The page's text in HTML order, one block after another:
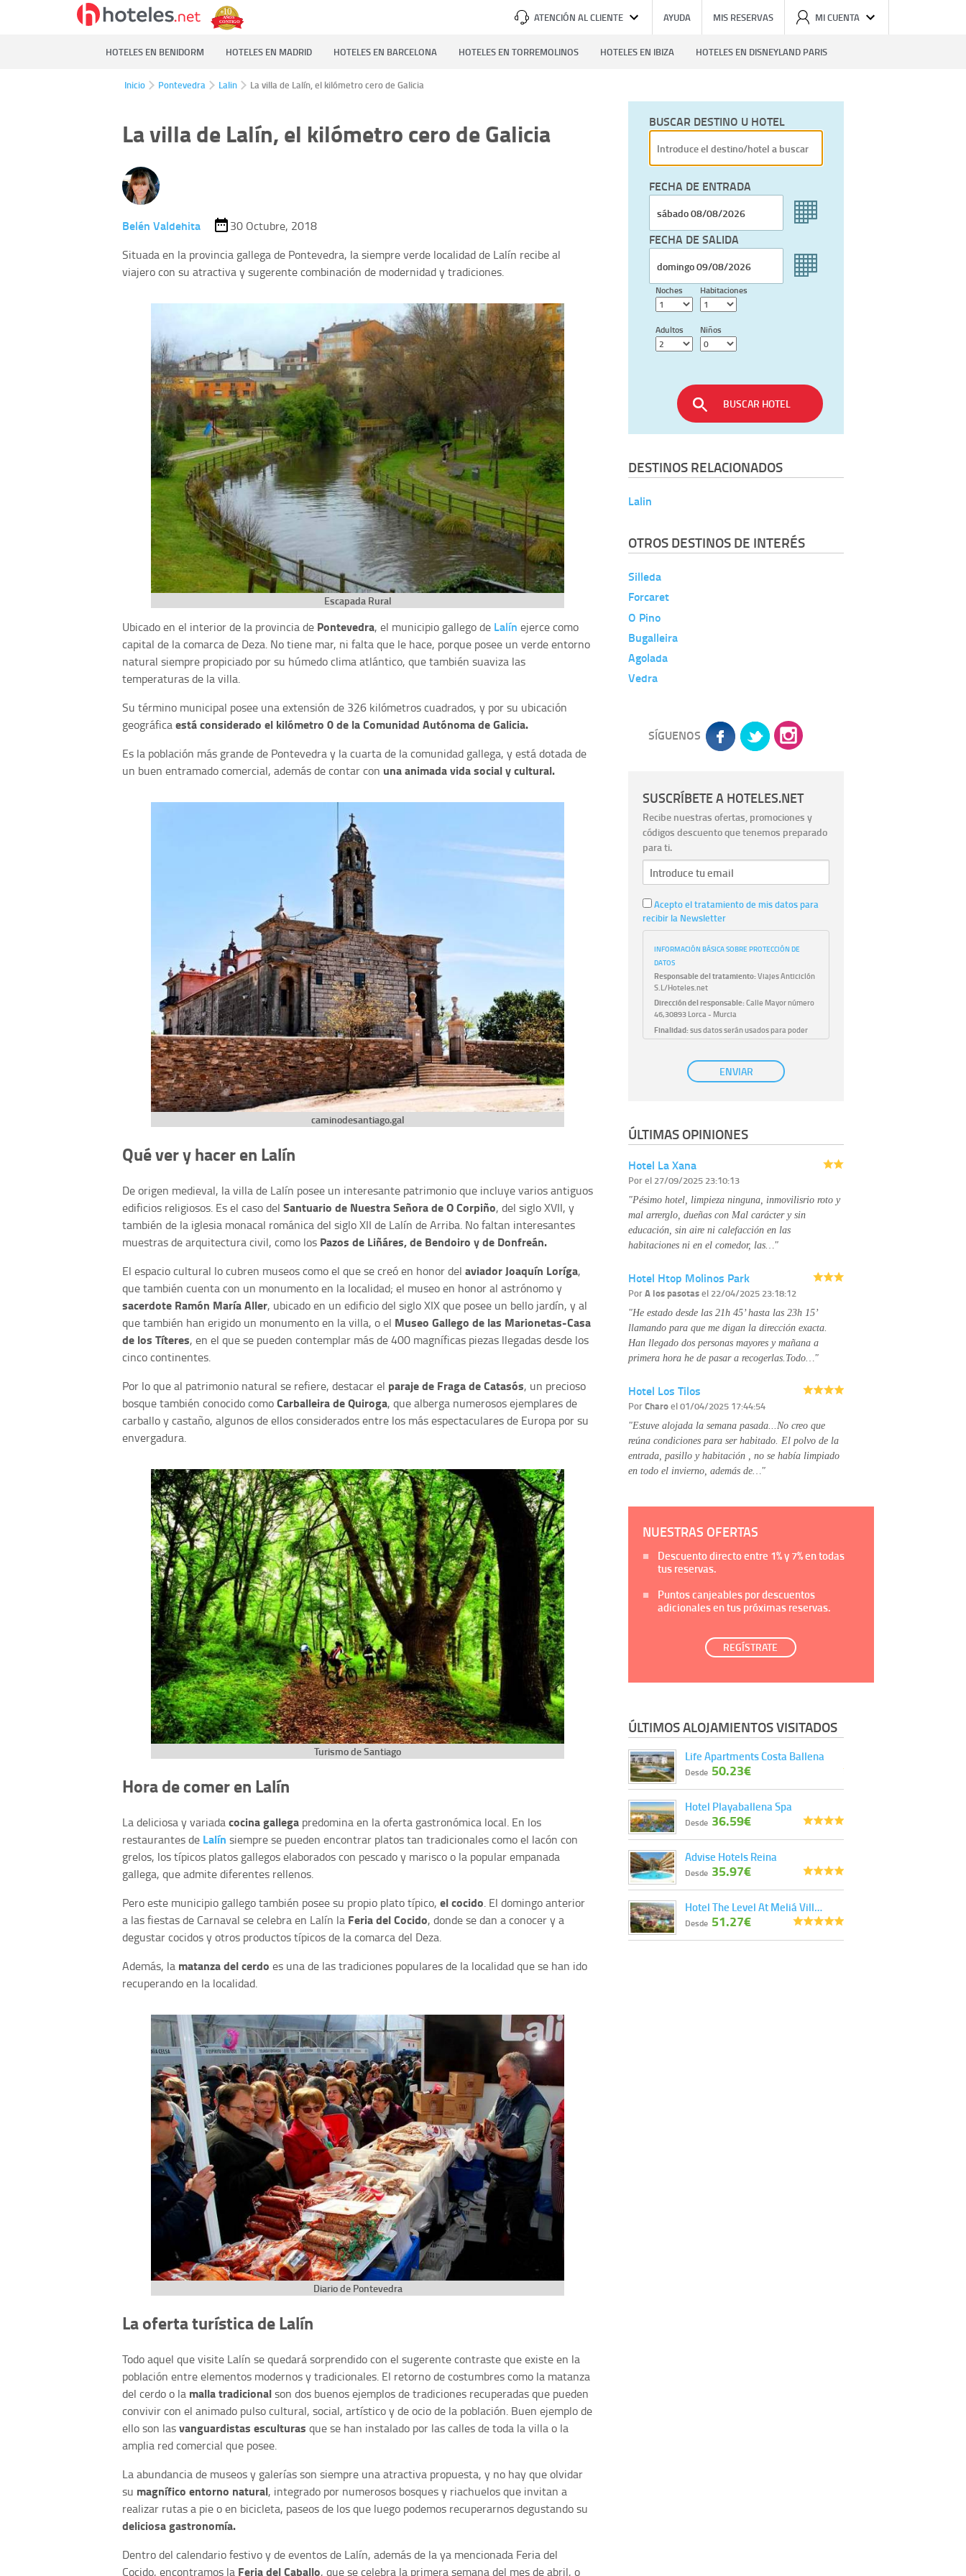
ATENCIÓN AL CLIENTE AYUDA MIS RESERVAS MI CUENTA
HOTELES EN BENIDORM HOTELES EN MADRID HOTELES EN BARCELONA HOTELES EN TORREMOLINOS HOTELES EN IBIZA HOTELES EN DISNEYLAND PARIS
Inicio Pontevedra Lalin La villa de Lalín, el kilómetro cero de Galicia
La villa de Lalín, el kilómetro cero de Galicia
Belén Valdehita
30 Octubre, 2018
Situada en la provincia gallega de Pontevedra, la siempre verde localidad de Lalín recibe al
viajero con su atractiva y sugerente combinación de modernidad y tradiciones.
Escapada Rural
Ubicado en el interior de la provincia de Pontevedra, el municipio gallego de Lalín ejerce como
capital de la comarca de Deza. No tiene mar, ni falta que le hace, porque posee un verde entorno
natural siempre propiciado por su húmedo clima atlántico, que también suaviza las
temperaturas de la villa.
Su término municipal posee una extensión de 326 kilómetros cuadrados, y por su ubicación
geográficaestá considerado el kilómetro 0 de la Comunidad Autónoma de Galicia.
Es la población más grande de Pontevedra y la cuarta de la comunidad gallega, y está dotada de
un buen entramado comercial, además de contar con una animada vida social y cultural.
caminodesantiago.gal
Qué ver y hacer en Lalín
De origen medieval, la villa de Lalín posee un interesante patrimonio que incluye varios antiguos
edificios religiosos. Es el caso del Santuario de Nuestra Señora de O Corpiño, del siglo XVII, y
también de la iglesia monacal románica del siglo XII de Lalín de Arriba. No faltan interesantes
muestras de arquitectura civil, como los Pazos de Liñáres, de Bendoiro y de Donfreán.
El espacio cultural lo cubren museos como el que se creó en honor del aviador Joaquín Loríga,
que también cuenta con un monumento en la localidad; el museo en honor al astrónomo y
sacerdote Ramón María Aller, ubicado en un edificio del siglo XIX que posee un bello jardín, y al
que también han erigido un monumento en la villa, o el Museo Gallego de las Marionetas-Casa
de los Títeres, en el que se pueden contemplar más de 400 magníficas piezas llegadas desde los
cinco continentes.
Por lo que al patrimonio natural se refiere, destacar el paraje de Fraga de Catasós, un precioso
bosque también conocido comoCarballeira de Quiroga, que alberga numerosos ejemplares de
carballo y castaño, algunos de ellos considerados entre los más espectaculares de Europa por su
envergadura.
Turismo de Santiago
Hora de comer en Lalín
La deliciosa y variadacocina gallega predomina en la oferta gastronómica local. En los
restaurantes de Lalín siempre se pueden encontrar platos tan tradicionales como el lacón con
grelos, los típicos platos gallegos elaborados con pescado y marisco o la popular empanada
gallega, que admite diferentes rellenos.
Pero este municipio gallego también posee su propio plato típico, el cocido. El domingo anterior
a las fiestas de Carnaval se celebra en Lalín la Feria del Cocido, donde se dan a conocer y a
degustar cocidos y otros productos típicos de la comarca del Deza.
Además, la matanza del cerdo es una de las tradiciones populares de la localidad que se han ido
recuperando en la localidad.
Diario de Pontevedra
La oferta turística de Lalín
Todo aquel que visite Lalín se quedará sorprendido con el sugerente contraste que existe en la
población entre elementos modernos y tradicionales. El retorno de costumbres como la matanza
del cerdo o la malla tradicionalson dos buenos ejemplos de tradiciones recuperadas que pueden
convivir con el animado pulso cultural, social, artístico y de ocio de la población. Buen ejemplo de
ello son lasvanguardistas esculturas que se han instalado por las calles de toda la villa o la
amplia red comercial que posee.
La abundancia de museos y galerías son siempre una atractiva propuesta, y no hay que olvidar
su magnífico entorno natural, integrado por numerosos bosques y riachuelos que invitan a
realizar rutas a pie o en bicicleta, paseos de los que luego podemos recuperarnos degustando su
deliciosa gastronomía.
Dentro del calendario festivo y de eventos de Lalín, además de la ya mencionada Feria del
Cocido, encontramos la Feria del Caballo, que se celebra la primera semana del mes de abril, o
BUSCAR DESTINO U HOTEL
FECHA DE ENTRADA
FECHA DE SALIDA
Noches Habitaciones
Adultos Niños
BUSCAR HOTEL
DESTINOS RELACIONADOS
Lalin
OTROS DESTINOS DE INTERÉS
Silleda
Forcaret
O Pino
Bugalleira
Agolada
Vedra
SÍGUENOS
SUSCRÍBETE A HOTELES.NET
Recibe nuestras ofertas, promociones y
códigos descuento que tenemos preparado
para ti.
Acepto el tratamiento de mis datos para
recibir la Newsletter
INFORMACIÓN BÁSICA SOBRE PROTECCIÓN DE
DATOS
Responsable del tratamiento:Viajes Anticiclón
S.L/Hoteles.net
Dirección del responsable:Calle Mayor número
46,30893 Lorca - Murcia
Finalidad:sus datos serán usados para poder
atender sus solicitudes y prestarle nuestros
Publicidad: solo le enviaremos publicidad con su
autorización previa, que podrá facilitarnos
con su consentimiento previo, que podrá
facilitarnos mediante la casilla correspondiente
Destinatarios:
personal de nuestra entidad que esté
conocimiento de la información que le pedimos.
No se comunicarán datos a terceros.
Derechos: tiene derecho a saber qué
información tenemos sobre usted, corregirla y
eliminarla, tal y como se explica en la
página web.
Información complementaria:Puede consultar
tratamos sus datos en lapolítica de privacidad
ENVIAR
ÚLTIMAS OPINIONES
Hotel La Xana
Porel 27/09/2025 23:10:13
"Pésimo hotel, limpieza ninguna, inmovilisrio roto y
mal arrerglo, dueñas con Mal carácter y sin
educación, sin aire ni calefacción en las
habitaciones ni en el comedor, las…"
Hotel Htop Molinos Park
PorA los pasotasel 22/04/2025 23:18:12
"He estado desde las 21h 45’ hasta las 23h 15’
llamando para que me digan la dirección exacta.
Han llegado dos personas mayores y mañana a
primera hora he de pasar a recogerlas.Todo…"
Hotel Los Tilos
PorCharoel 01/04/2025 17:44:54
"Estuve alojada la semana pasada...No creo que
reúna condiciones para ser habitado. El polvo de la
entrada, pasillo y habitación , no se había limpiado
en todo el invierno, además de…"
NUESTRAS OFERTAS
Descuento directo entre 1%y7%en todas
tus reservas.
Puntos canjeables por descuentos
adicionales en tus próximas reservas.
REGÍSTRATE
ÚLTIMOS ALOJAMIENTOS VISITADOS
Life Apartments Costa Ballena
Desde 50.23€
Hotel Playaballena Spa
Desde 36.59€
Advise Hotels Reina
Desde 35.97€
Hotel The Level At Meliá Vill…
Desde 51.27€